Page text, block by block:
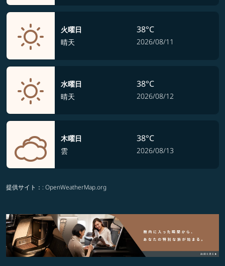
火曜日
晴天
38°C
2026/08/11
水曜日
晴天
38°C
2026/08/12
木曜日
雲
38°C
2026/08/13
提供サイト： : OpenWeatherMap.org